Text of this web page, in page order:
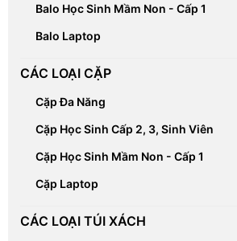
Balo Học Sinh Mầm Non - Cấp 1
Balo Laptop
CÁC LOẠI CẶP
Cặp Đa Năng
Cặp Học Sinh Cấp 2, 3, Sinh Viên
Cặp Học Sinh Mầm Non - Cấp 1
Cặp Laptop
CÁC LOẠI TÚI XÁCH